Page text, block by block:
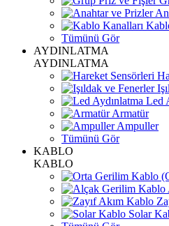
Tümünü Gör
AYDINLATMA
AYDINLATMA
Led
Armatür
Ampuller
Tümünü Gör
KABLO
KABLO
Solar